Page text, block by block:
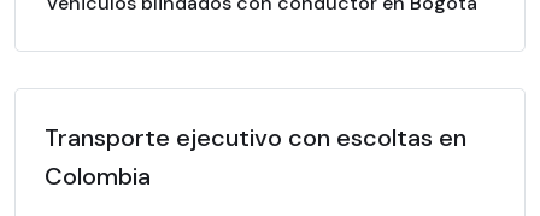
Transporte ejecutivo con escoltas en
Colombia